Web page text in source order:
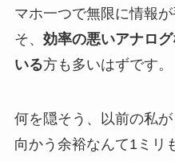
マホ一つで無限に情報
そ、 効率の悪いアナロ
いる方も多いはずです。
何を隠そう、以前の私
向かう余裕なんて1ミリ